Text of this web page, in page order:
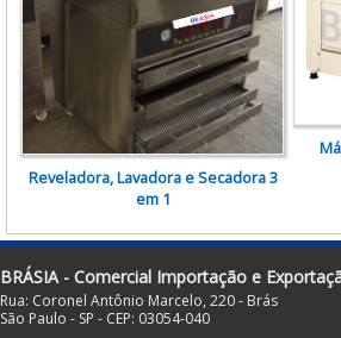
Reveladora, Lavadora e Secadora 3
em 1
BRÁSIA - Comercial Importação e
Rua: Coronel Antônio Marcelo, 220 - Brás
São Paulo - SP - CEP: 03054-040